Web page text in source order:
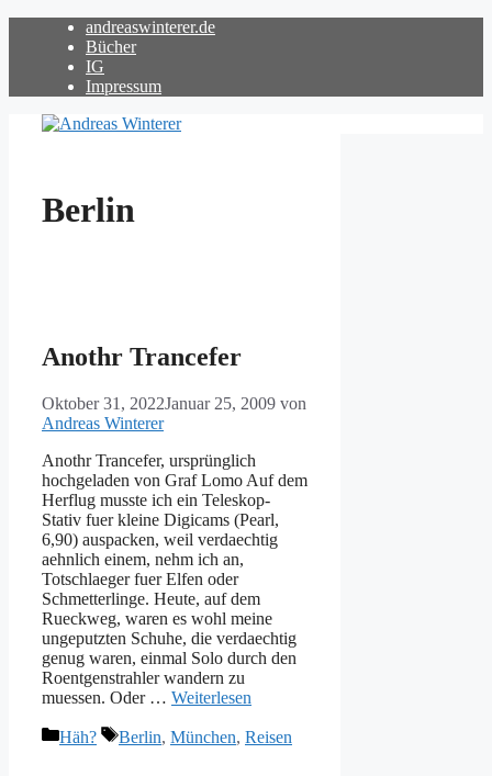
andreaswinterer.de
Bücher
IG
Impressum
Berlin
Anothr Trancefer
Oktober 31, 2022Januar 25, 2009 von
Andreas Winterer
Anothr Trancefer, ursprünglich
hochgeladen von Graf Lomo Auf dem
Herflug musste ich ein Teleskop-
Stativ fuer kleine Digicams (Pearl,
6,90) auspacken, weil verdaechtig
aehnlich einem, nehm ich an,
Totschlaeger fuer Elfen oder
Schmetterlinge. Heute, auf dem
Rueckweg, waren es wohl meine
ungeputzten Schuhe, die verdaechtig
genug waren, einmal Solo durch den
Roentgenstrahler wandern zu
muessen. Oder … Weiterlesen
Kategorien
Häh? Schlagwörter
Berlin, München, Reisen